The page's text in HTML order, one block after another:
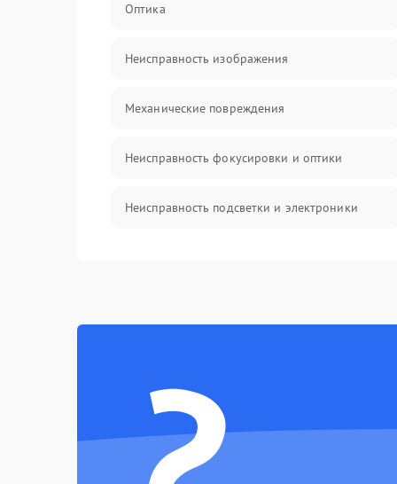
Оптика
Неисправность изображения
Механические повреждения
Неисправность фокусировки и оптики
Неисправность подсветки и электроники
Управление
Корпус/Герметичность